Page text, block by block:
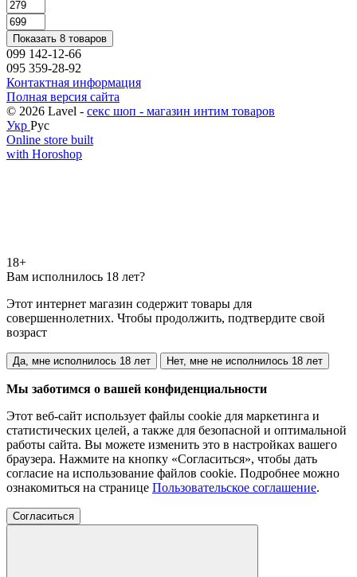
Показать 8 товаров
099 142-12-66
095 359-28-92
Контактная информация
Полная версия сайта
© 2026 Lavel - секс шоп - магазин интим товаров
Укр Рус
Online store built
with Horoshop
18+
Вам исполнилось 18 лет?
Этот интернет магазин содержит товары для
совершеннолетних. Чтобы продолжить, подтвердите свой
возраст
Да, мне исполнилось 18 лет Нет, мне не исполнилось 18 лет
Мы заботимся о вашей конфиденциальности
Этот веб-сайт использует файлы cookie для маркетинга и
статистических целей, а также для безопасной и оптимальной
работы сайта. Вы можете изменить это в настройках вашего
браузера. Нажмите на кнопку «Согласиться», чтобы дать
согласие на использование файлов cookie. Подробнее можно
ознакомиться на странице Пользовательское соглашение.
Согласиться